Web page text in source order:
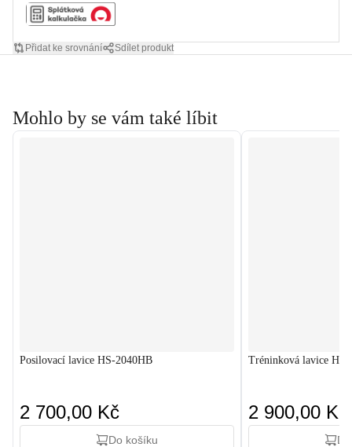
Přidat ke srovnání Sdílet produkt
Mohlo by se vám také líbit
Posilovací lavice HS-2040HB
2 700,00 Kč
Do košíku
Tréninková lavice HS-
2 900,00 Kč